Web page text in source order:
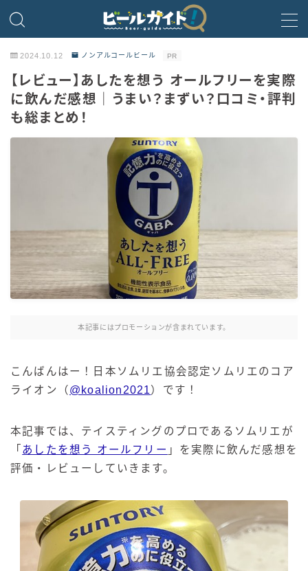
ビール
発泡酒
新ジャンル・第3のビール
HOPPIN’ GARAGE
ノンアルコールビール
微アルコール
2024.10.12 ノンアルコールビール PR
【レビュー】あしたを想う オールフリーを実際
に飲んだ感想｜うまい？まずい？口コミ・評判
も総まとめ！
本記事にはプロモーションが含まれています。
こんばんはー！日本ソムリエ協会認定ソムリエのコア
ライオン（ @koalion2021）です！
本記事では、テイスティングのプロであるソムリエが
「 あしたを想う オールフリー 」を実際に飲んだ感想を
評価・レビューしていきます。